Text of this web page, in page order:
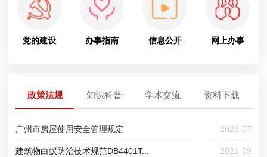
党的建设 办事指南 信息公开 网上办事
政策法规 知识科普 学术交流 资料下载
广州市房屋使用安全管理规定 2023-07
建筑物白蚁防治技术规范DB4401T... 2021-09